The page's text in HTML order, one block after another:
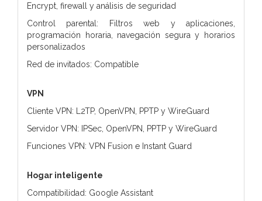
Encrypt, firewall y análisis de seguridad
Control parental: Filtros web y aplicaciones,
programación horaria, navegación segura y horarios
personalizados
Red de invitados: Compatible
VPN
Cliente VPN: L2TP, OpenVPN, PPTP y WireGuard
Servidor VPN: IPSec, OpenVPN, PPTP y WireGuard
Funciones VPN: VPN Fusion e Instant Guard
Hogar inteligente
Compatibilidad: Google Assistant